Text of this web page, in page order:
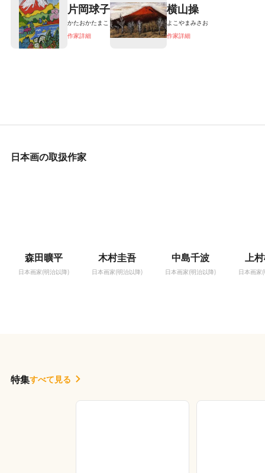
片岡球子
かたおかたまこ
作家詳細
横山操
よこやまみさお
作家詳細
日本画の取扱作家
森田曠平
日本画家(明治以降)
木村圭吾
日本画家(明治以降)
中島千波
日本画家(明治以降)
上
日本画家
特集すべて見る